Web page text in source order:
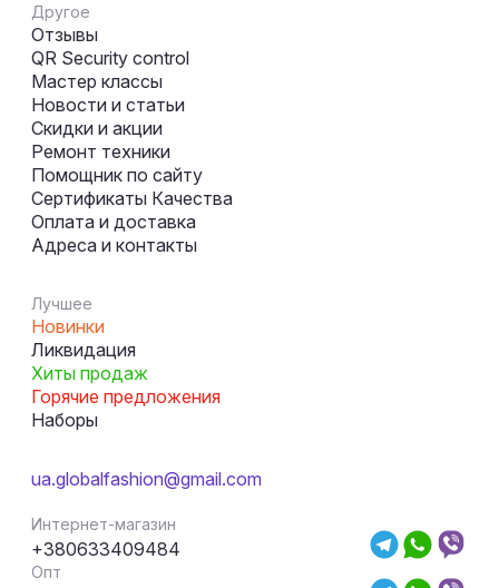
Другое
Отзывы
QR Security control
Мастер классы
Новости и статьи
Скидки и акции
Ремонт техники
Помощник по сайту
Сертификаты Качества
Оплата и доставка
Адреса и контакты
Лучшее
Новинки
Ликвидация
Хиты продаж
Горячие предложения
Наборы
ua.globalfashion@gmail.com
Интернет-магазин
+380633409484
Опт